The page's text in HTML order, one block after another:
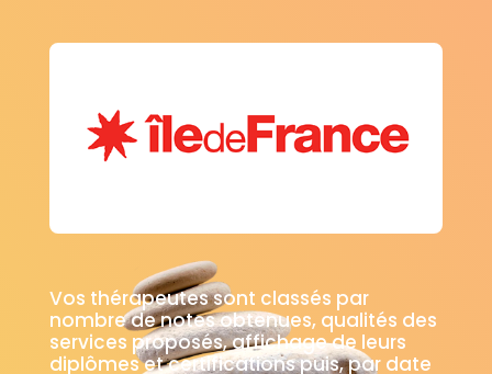
Vos thérapeutes sont classés par
nombre de notes obtenues, qualités des
services proposés, affichage de leurs
diplômes et certifications puis, par date